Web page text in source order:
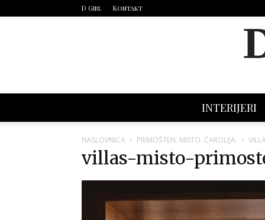
D Girl Kontakt
INTERIJERI
NASLOVNICA PRIMOŠTEN. MISTO. ČAROLIJA.
villas-misto-